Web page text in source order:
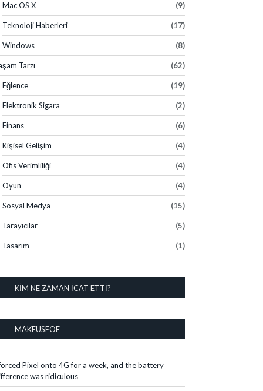
Mac OS X (9)
Teknoloji Haberleri (17)
Windows (8)
Tarzı (62)
Eğlence (19)
Elektronik Sigara (2)
Finans (6)
Kişisel Gelişim (4)
Ofis Verimliliği (4)
Oyun (4)
Sosyal Medya (15)
Tarayıcılar (5)
Tasarım (1)
KIM NE ZAMAN İCAT ETTI?
MAKEUSEOF
Pixel onto 4G for a week, and the battery
was ridiculous